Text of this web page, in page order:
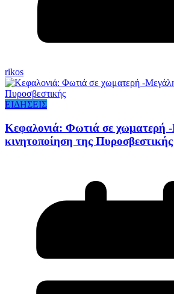
rikos
ΕΙΔΗΣΕΙΣ
Κεφαλονιά: Φωτιά σε χωματερή
κινητοποίηση της Πυροσβεστικής